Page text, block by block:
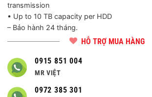
transmission
• Up to 10 TB capacity per HDD
– Bảo hành 24 tháng.
HỖ TRỢ MUA HÀNG
0915 851 004
MR VIỆT
0972 385 301